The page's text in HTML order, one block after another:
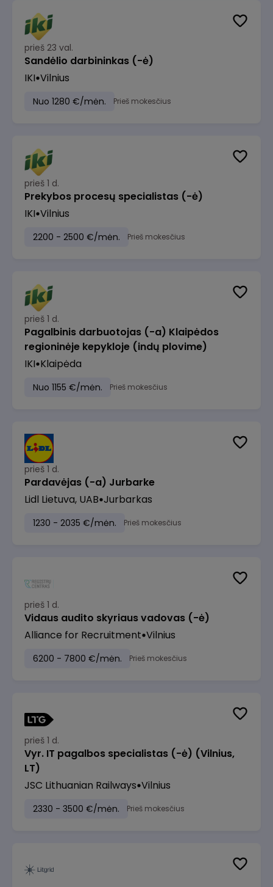
prieš 23 val.
Sandėlio darbininkas (-ė)
IKI Vilnius
Nuo 1280 €/mėn. Prieš mokesčius
prieš 1 d.
Prekybos procesų specialistas (-ė)
IKI Vilnius
2200 - 2500 €/mėn. Prieš mokesčius
prieš 1 d.
Pagalbinis darbuotojas (-a) Klaipėdos
regioninėje kepykloje (indų plovime)
IKI Klaipėda
Nuo 1155 €/mėn. Prieš mokesčius
prieš 1 d.
Pardavėjas (-a) Jurbarke
Lidl Lietuva, UAB Jurbarkas
1230 - 2035 €/mėn. Prieš mokesčius
prieš 1 d.
Vidaus audito skyriaus vadovas (-ė)
Alliance for Recruitment Vilnius
6200 - 7800 €/mėn. Prieš mokesčius
prieš 1 d.
Vyr. IT pagalbos specialistas (-ė) (Vilnius,
LT)
JSC Lithuanian Railways Vilnius
2330 - 3500 €/mėn. Prieš mokesčius